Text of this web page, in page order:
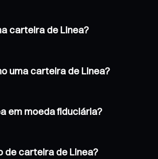
carteira de Linea?
uma carteira de Linea?
em moeda fiduciária?
de carteira de Linea?